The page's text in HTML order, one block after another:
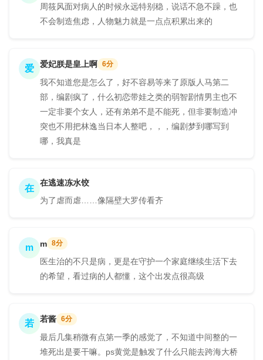
周筱风面对病人的时候永远特别稳，说话不急不躁，也
不会制造焦虑，人物魅力就是一点点积累出来的
爱 爱妃朕是皇上啊 6分
我不知道您是怎么了，好不容易等来了原版人马第二
部，编剧疯了，什么初恋带娃之类的弱智剧情男主也不
一定非要个女人，还有弟弟不是不能死，但非要制造冲
突也不用把林逸当日本人整吧，，，编剧梦到哪写到
哪，我真是
在
在逃速冻水饺
为了虐而虐……像隔壁大罗传看齐
m m 8分
医生治的不只是病，更是在守护一个家庭继续生活下去
的希望，看过病的人都懂，这个出发点很高级
若 若酱 6分
最后几集稍微有点第一季的感觉了，不知道中间整的一
堆死出是要干嘛。ps黄觉是触发了什么只能去跨海大桥